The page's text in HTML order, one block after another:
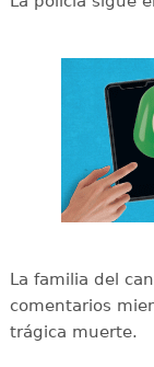
La familia del
comentarios
trágica muerte.